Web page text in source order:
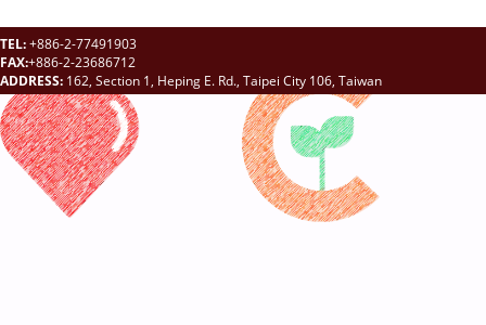
TEL:+886-2-77491903
FAX:+886-2-23686712
ADDRESS: 162, Section 1, Heping E. Rd., Taipei City 106, Taiwan